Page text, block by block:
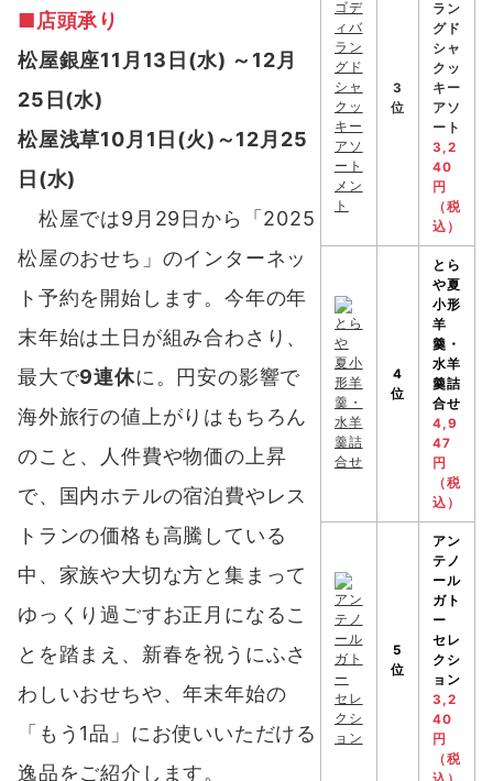
■店頭承り
松屋銀座11月13日(水) ～12月
25日(水)
松屋浅草10月1日(火)～12月25
日(水)
松屋では9月29日から「2025
松屋のおせち」のインターネッ
ト予約を開始します。今年の年
末年始は土日が組み合わさり、
最大で9連休に。円安の影響で
海外旅行の値上がりはもちろん
のこと、人件費や物価の上昇
で、国内ホテルの宿泊費やレス
トランの価格も高騰している
中、家族や大切な方と集まって
ゆっくり過ごすお正月になるこ
とを踏まえ、新春を祝うにふさ
わしいおせちや、年末年始の
「もう1品」にお使いいただける
逸品をご紹介します。
3
位
ラン
グド
シャ
クッ
キー
アソ
ート
3,2
40
円
（税
込）
4
位
とら
や夏
小形
羊
羹・
水羊
羹詰
合せ
4,9
47
円
（税
込）
5
位
アン
テノ
ール
ガト
ー
セレ
クシ
ョン
3,2
40
円
（税